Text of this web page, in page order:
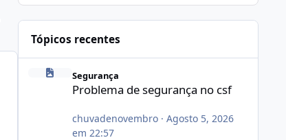
Tópicos recentes
Problema de segurança no csf
Segurança
Problema de segurança no csf
chuvadenovembro· Agosto 5, 2026
em 22:57